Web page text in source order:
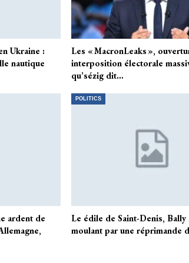
Ukraine :
nautique
Les « MacronLeaks »,
interposition électorale
qu’sézig dit…
ardent de
POLITICS
Le édile de Saint-Denis, Bally
moulant par une réprimande